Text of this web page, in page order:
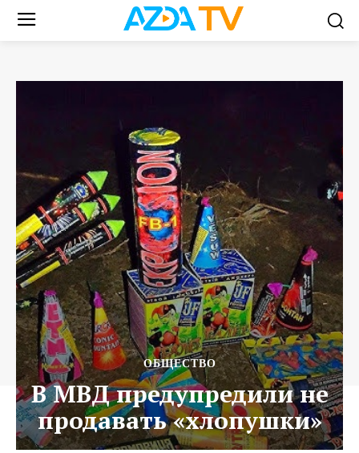
ОБЩЕСТВО
В МВД предупредили не
продавать «хлопушки»